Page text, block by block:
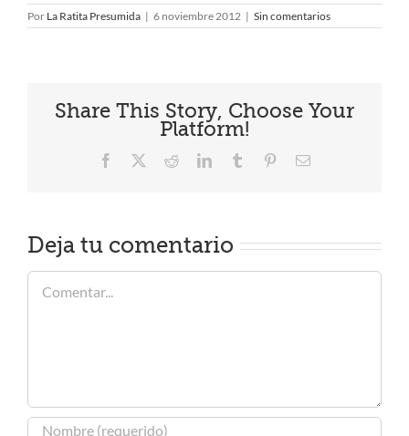
Por La Ratita Presumida | 6 noviembre 2012 | Sin comentarios
Share This Story, Choose Your
Platform!
Facebook RedditLinkedInTumblr PinterestCorreo
Deja tu comentario
Comentar